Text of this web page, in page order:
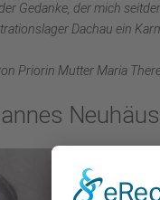
Gedanke, der mich
Dachau ein
Priorin Mutter Maria